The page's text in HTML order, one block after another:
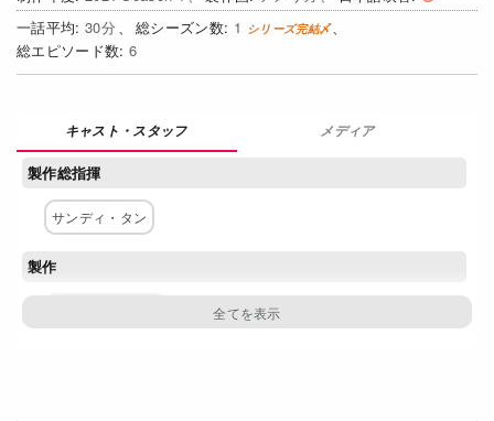
Watchlist
過去の配信終了作品
30
1
6
メディア
製作総指揮
サンディ・タン
製作